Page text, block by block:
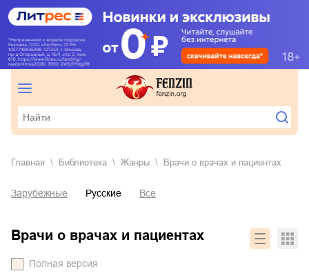
Главная Библиотека Жанры врачи о врачах и пациентах
Зарубежные Русские Все
врачи о врачах и пациентах
Полная версия